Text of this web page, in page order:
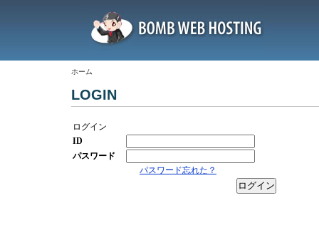
ホーム
LOGIN
ログイン
ID
パスワード
パスワード忘れた？